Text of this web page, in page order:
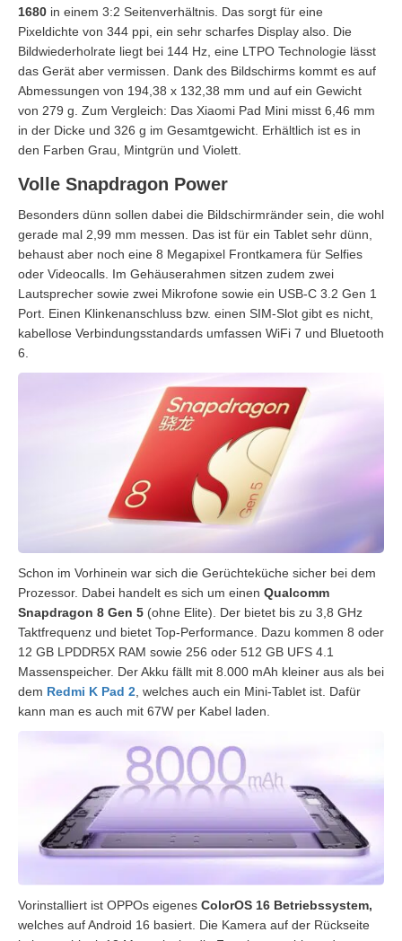
1680 in einem 3:2 Seitenverhältnis. Das sorgt für eine
Pixeldichte von 344 ppi, ein sehr scharfes Display also. Die
Bildwiederholrate liegt bei 144 Hz, eine LTPO Technologie lässt
das Gerät aber vermissen. Dank des Bildschirms kommt es auf
Abmessungen von 194,38 x 132,38 mm und auf ein Gewicht
von 279 g. Zum Vergleich: Das Xiaomi Pad Mini misst 6,46 mm
in der Dicke und 326 g im Gesamtgewicht. Erhältlich ist es in
den Farben Grau, Mintgrün und Violett.
Volle Snapdragon Power
Besonders dünn sollen dabei die Bildschirmränder sein, die wohl
gerade mal 2,99 mm messen. Das ist für ein Tablet sehr dünn,
behaust aber noch eine 8 Megapixel Frontkamera für Selfies
oder Videocalls. Im Gehäuserahmen sitzen zudem zwei
Lautsprecher sowie zwei Mikrofone sowie ein USB-C 3.2 Gen 1
Port. Einen Klinkenanschluss bzw. einen SIM-Slot gibt es nicht,
kabellose Verbindungsstandards umfassen WiFi 7 und Bluetooth
6.
Schon im Vorhinein war sich die Gerüchteküche sicher bei dem
Prozessor. Dabei handelt es sich um einen Qualcomm
Snapdragon 8 Gen 5 (ohne Elite). Der bietet bis zu 3,8 GHz
Taktfrequenz und bietet Top-Performance. Dazu kommen 8 oder
12 GB LPDDR5X RAM sowie 256 oder 512 GB UFS 4.1
Massenspeicher. Der Akku fällt mit 8.000 mAh kleiner aus als bei
dem Redmi K Pad 2 , welches auch ein Mini-Tablet ist. Dafür
kann man es auch mit 67W per Kabel laden.
Vorinstalliert ist OPPOs eigenes ColorOS 16 Betriebssystem,
welches auf Android 16 basiert. Die Kamera auf der Rückseite